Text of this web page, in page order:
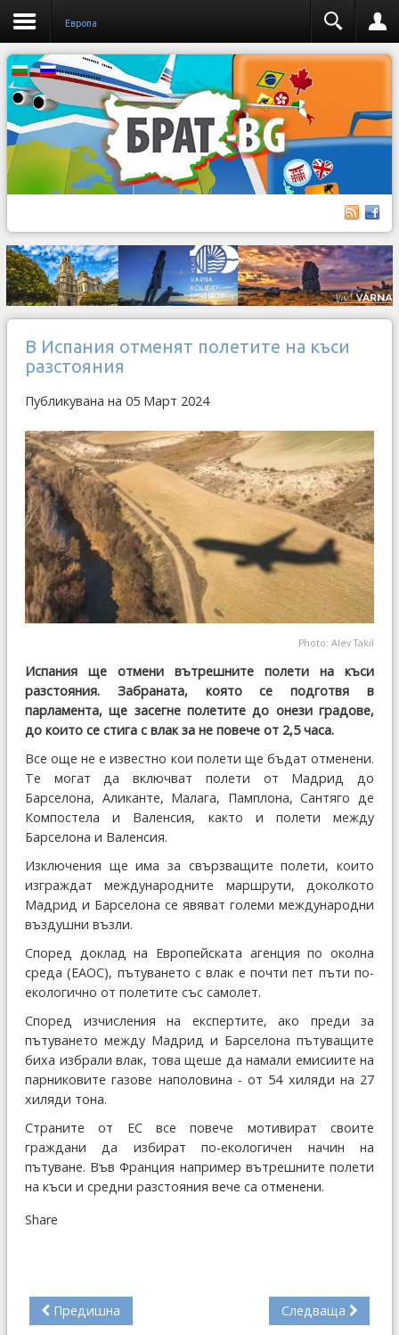
Европа
В Испания отменят полетите на къси
разстояния
Публикувана на 05 Март 2024
Photo: Alev Takil
Испания ще отмени вътрешните полети на къси
разстояния. Забраната, която се подготвя в
парламента, ще засегне полетите до онези градове,
до които се стига с влак за не повече от 2,5 часа.
Все още не е известно кои полети ще бъдат отменени.
Те могат да включват полети от Мадрид до
Барселона, Аликанте, Малага, Памплона, Сантяго де
Компостела и Валенсия, както и полети между
Барселона и Валенсия.
Изключения ще има за свързващите полети, които
изграждат международните маршрути, доколкото
Мадрид и Барселона се явяват големи международни
въздушни възли.
Според доклад на Европейската агенция по околна
среда (ЕАОС), пътуването с влак е почти пет пъти по-
екологично от полетите със самолет.
Според изчисления на експертите, ако преди за
пътуването между Мадрид и Барселона пътуващите
биха избрали влак, това щеше да намали емисиите на
парниковите газове наполовина - от 54 хиляди на 27
хиляди тона.
Страните от ЕС все повече мотивират своите
граждани да избират по-екологичен начин на
пътуване. Във Франция например вътрешните полети
на къси и средни разстояния вече са отменени.
Share
Предишна Следваща